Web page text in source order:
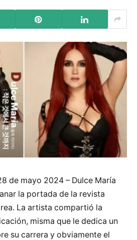
de mayo 2024 – Dulce María
la portada de la revista
La artista compartió la
misma que le dedica un
su carrera y obviamente el